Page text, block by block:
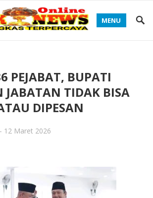
MENU
PEJABAT, BUPATI
JABATAN TIDAK BISA
DIPESAN
12 Maret 2026